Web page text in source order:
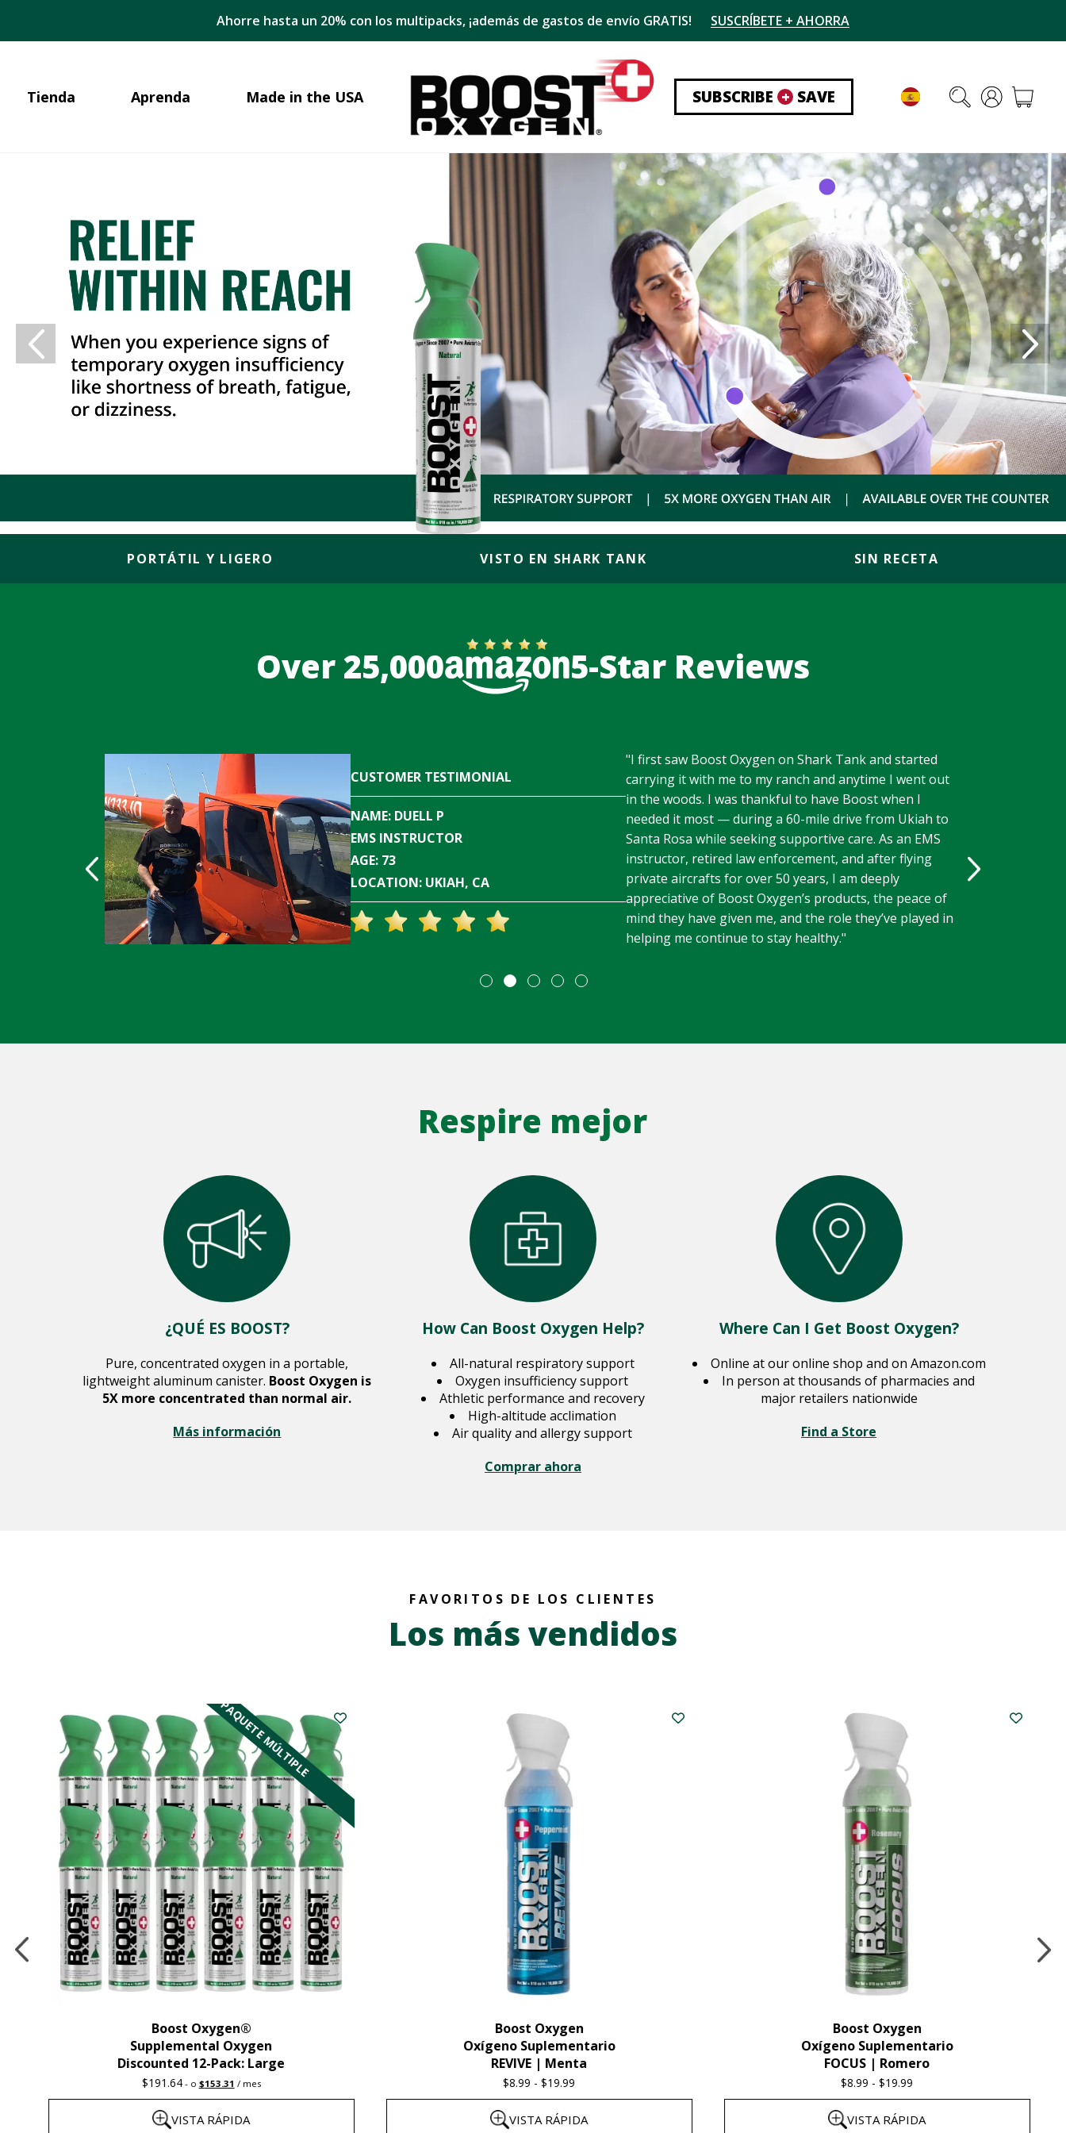
Ahorre hasta un 20% con los multipacks, ¡además de gastos de envío GRATIS! SUSCRÍBETE + AHORRA
Tienda Aprenda Made in the USA SUBSCRIBE+ SAVE
PORTÁTIL Y LIGERO VISTO EN SHARK TANK SIN RECETA
Over 25,000 5-Star Reviews
CUSTOMER TESTIMONIAL
NAME: DUELL P
EMS INSTRUCTOR
AGE: 73
LOCATION: UKIAH, CA
"I first saw Boost Oxygen on Shark Tank and started
carrying it with me to my ranch and anytime I went out
in the woods. I was thankful to have Boost when I
needed it most — during a 60-mile drive from Ukiah to
Santa Rosa while seeking supportive care. As an EMS
instructor, retired law enforcement, and after flying
private aircrafts for over 50 years, I am deeply
appreciative of Boost Oxygen’s products, the peace of
mind they have given me, and the role they’ve played in
helping me continue to stay healthy."
Respire mejor
¿QUÉ ES BOOST?
Pure, concentrated oxygen in a portable,
lightweight aluminum canister. Boost Oxygen is
5X more concentrated than normal air.
Más información
How Can Boost Oxygen Help?
All-natural respiratory support
Oxygen insufficiency support
Athletic performance and recovery
High-altitude acclimation
Air quality and allergy support
Comprar ahora
Where Can I Get Boost Oxygen?
Online at our online shop and on Amazon.com
In person at thousands of pharmacies and
major retailers nationwide
Find a Store
FAVORITOS DE LOS CLIENTES
Los más vendidos
PAQUETE MÚLTIPLE
Boost Oxygen®
Supplemental Oxygen
Discounted 12-Pack: Large
$191.64 -oOriginal
price
was:
$ 153.31Current
price
is:
/ mes
VISTA RÁPIDA
Boost Oxygen
Oxígeno Suplementario
REVIVE | Menta
$8.99 - $19.99Price
range:
$8.99
VISTA RÁPIDA
Boost Oxygen
Oxígeno Suplementario
FOCUS | Romero
$8.99 - $19.99Price
range:
$8.99
VISTA RÁPIDA